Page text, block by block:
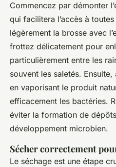
Commencez par démonter
qui facilitera l’accès à
légèrement la brosse avec
frottez délicatement pour
particulièrement entre les
souvent les saletés.
en vaporisant le produit
efficacement les bactéries.
éviter la formation de
développement microbien.
Sécher correctement
Le séchage est une étape